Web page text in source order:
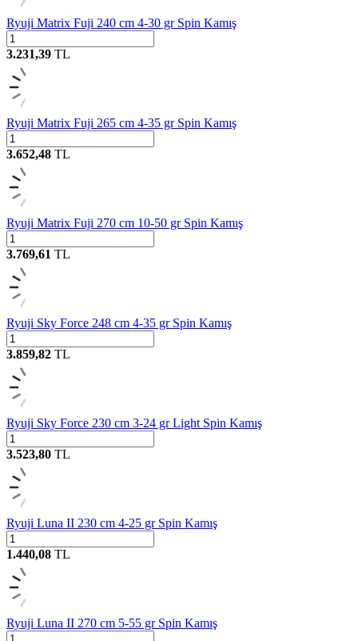
Ryuji Matrix Fuji 240 cm 4-30 gr Spin Kamış
3.231,39 TL
Ryuji Matrix Fuji 265 cm 4-35 gr Spin Kamış
3.652,48 TL
Ryuji Matrix Fuji 270 cm 10-50 gr Spin Kamış
3.769,61 TL
Ryuji Sky Force 248 cm 4-35 gr Spin Kamış
3.859,82 TL
Ryuji Sky Force 230 cm 3-24 gr Light Spin Kamış
3.523,80 TL
Ryuji Luna II 230 cm 4-25 gr Spin Kamış
1.440,08 TL
Ryuji Luna II 270 cm 5-55 gr Spin Kamış